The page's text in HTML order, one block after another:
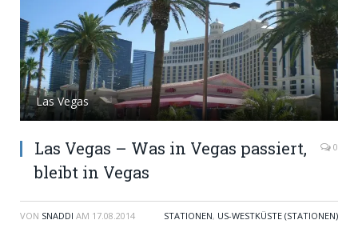
Las Vegas
Las Vegas – Was in Vegas passiert,
bleibt in Vegas
0
VON SNADDI AM 17.08.2014 STATIONEN, US-WESTKÜSTE (STATIONEN)